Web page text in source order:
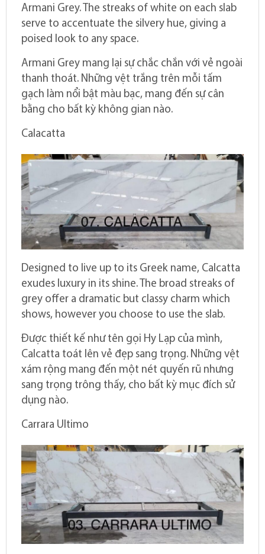
Armani Grey. The streaks of white on each slab
serve to accentuate the silvery hue, giving a
poised look to any space.
Armani Grey mang lại sự chắc chắn với vẻ ngoài
thanh thoát. Những vệt trắng trên mỗi tấm
gạch làm nổi bật màu bạc, mang đến sự cân
bằng cho bất kỳ không gian nào.
Calacatta
Designed to live up to its Greek name, Calcatta
exudes luxury in its shine. The broad streaks of
grey offer a dramatic but classy charm which
shows, however you choose to use the slab.
Được thiết kế như tên gọi Hy Lạp của mình,
Calcatta toát lên vẻ đẹp sang trọng. Những vệt
xám rộng mang đến một nét quyến rũ nhưng
sang trọng trông thấy, cho bất kỳ mục đích sử
dụng nào.
Carrara Ultimo